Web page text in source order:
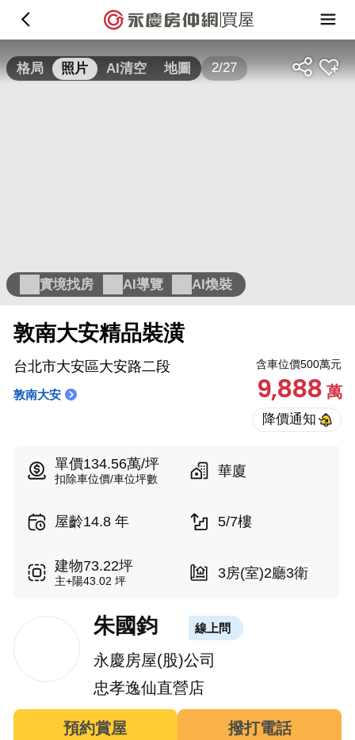
買屋
格局 照片 AI清空 地圖 2/27
實境找房 AI導覽 AI煥裝
敦南大安精品裝潢
台北市大安區大安路二段
敦南大安
含車位價500萬元
9,888萬
單價134.56萬/坪
扣除車位價/車位坪數 華廈
屋齡14.8 年 5/7樓
建物73.22坪
主+陽43.02 坪 3房(室)2廳3衛
朱國鈞 線上問
永慶房屋(股)公司
忠孝逸仙直營店
預約賞屋 撥打電話